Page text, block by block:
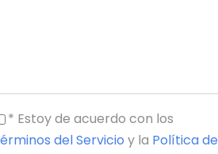
* Estoy de acuerdo con los
del Servicio y la Política de